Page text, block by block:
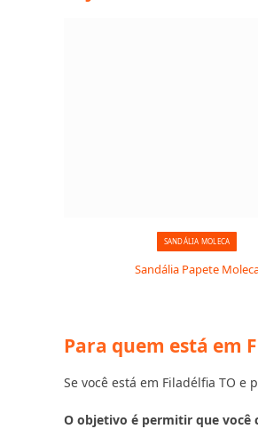
SANDÁLIA MOLECA
Sandália Papete
Para quem está em
Se você está em Filadélfia TO
O objetivo é permitir que você